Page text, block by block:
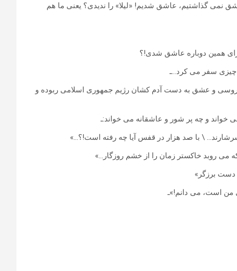
نمی گذاشتیم، عاشق شدیم! «لیلا» را ندیدی؟ یعنی ما هم
همین دوباره عاشق شدی!؟
چیزی سفر می کرد…ـ
و عشق به دست آدم کشان رژیم جمهوری اسلامی ربوده و
خواند و چه پر شور و عاشقانه می خواند:ـ
\ با صد هزار در قفس آیا چه رفته است!؟…»
روبد خاکستر زمان را از خشم روزگار…»
برزگر»
است، می دانم!»ـ